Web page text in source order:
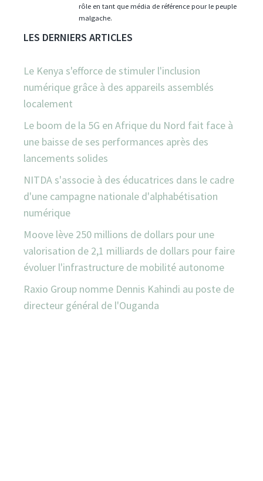
rôle en tant que média de référence pour le peuple
malgache.
LES DERNIERS ARTICLES
Le Kenya s'efforce de stimuler l'inclusion
numérique grâce à des appareils assemblés
localement
Le boom de la 5G en Afrique du Nord fait face à
une baisse de ses performances après des
lancements solides
NITDA s'associe à des éducatrices dans le cadre
d'une campagne nationale d'alphabétisation
numérique
Moove lève 250 millions de dollars pour une
valorisation de 2,1 milliards de dollars pour faire
évoluer l'infrastructure de mobilité autonome
Raxio Group nomme Dennis Kahindi au poste de
directeur général de l'Ouganda